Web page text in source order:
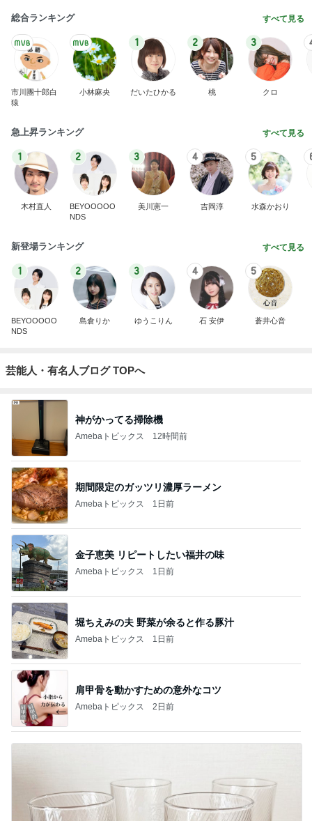
総合ランキング すべて見る
市川團十郎白
猿
小林麻央
1
だいたひかる
2
桃
3
クロ
急上昇ランキング すべて見る
1
木村直人
2
BEYOOOOO
NDS
3
美川憲一
4
吉岡淳
5
水森かおり
新登場ランキング すべて見る
1
BEYOOOOO
NDS
2
島倉りか
3
ゆうこりん
4
石 安伊
5
蒼井心音
芸能人・有名人ブログ TOPへ
神がかってる掃除機
Amebaトピックス 12時間前
期間限定のガッツリ濃厚ラーメン
Amebaトピックス 1日前
金子恵美 リピートしたい福井の味
Amebaトピックス 1日前
堀ちえみの夫 野菜が余ると作る豚汁
Amebaトピックス 1日前
肩甲骨を動かすための意外なコツ
Amebaトピックス 2日前